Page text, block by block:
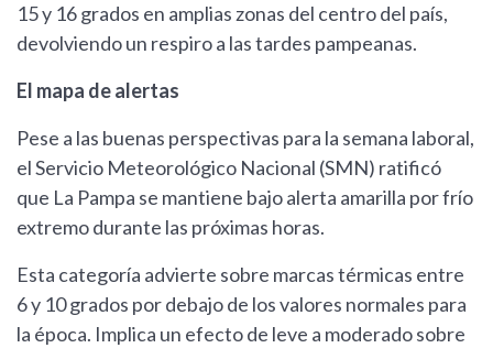
15 y 16 grados en amplias zonas del centro del país,
devolviendo un respiro a las tardes pampeanas.
El mapa de alertas
Pese a las buenas perspectivas para la semana laboral,
el Servicio Meteorológico Nacional (SMN) ratificó
que La Pampa se mantiene bajo alerta amarilla por frío
extremo durante las próximas horas.
Esta categoría advierte sobre marcas térmicas entre
6 y 10 grados por debajo de los valores normales para
la época. Implica un efecto de leve a moderado sobre